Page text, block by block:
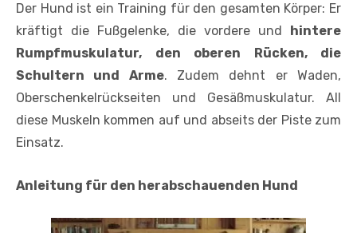
Der Hund ist ein Training für den gesamten Körper: Er
kräftigt die Fußgelenke, die vordere und hintere
Rumpfmuskulatur, den oberen Rücken, die
Schultern und Arme. Zudem dehnt er Waden,
Oberschenkelrückseiten und Gesäßmuskulatur. All
diese Muskeln kommen auf und abseits der Piste zum
Einsatz.
Anleitung für den herabschauenden Hund